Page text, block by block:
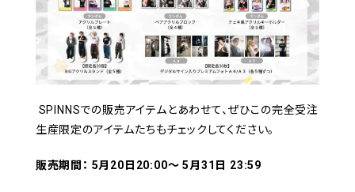
SPINNSでの販売アイテムとあわせて、ぜひこの完全受注
生産限定のアイテムたちもチェックしてください。
販売期間： 5月20日20:00～ 5月31日 23:59